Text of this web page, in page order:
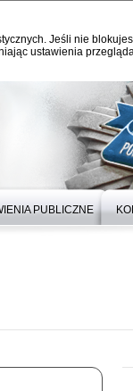
Jeśli nie
ustawienia
PUBLICZNE